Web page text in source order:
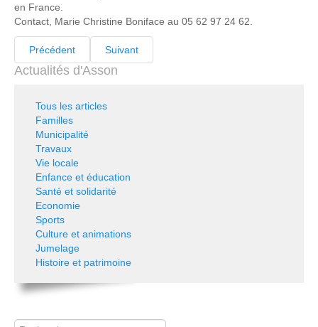
en France.
Contact, Marie Christine Boniface au 05 62 97 24 62.
Précédent Suivant
Actualités d'Asson
Tous les articles
Familles
Municipalité
Travaux
Vie locale
Enfance et éducation
Santé et solidarité
Economie
Sports
Culture et animations
Jumelage
Histoire et patrimoine
Rechercher